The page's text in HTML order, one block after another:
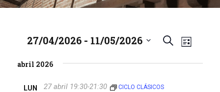
CONTACTAR
N
a
B
s
N
L
27/04/2026 - 11/05/2026
e
e
abril 2026
LUN 27 abril 19:30-21:30
CICLO CLÁSICOS